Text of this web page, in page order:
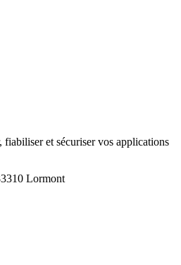
fiabiliser et sécuriser vos applications
Lormont